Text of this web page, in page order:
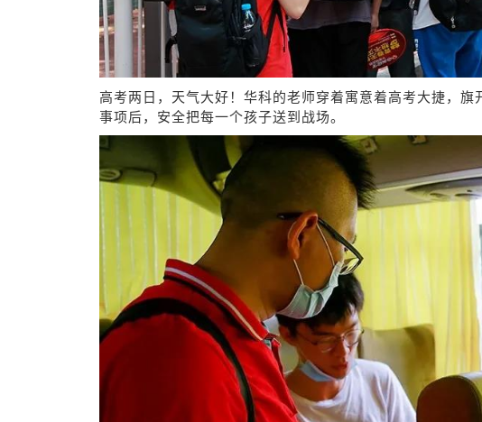
高考两日，天气大好！华科的老师穿着寓意着高考大捷，
事项后，安全把每一个孩子送到战场。